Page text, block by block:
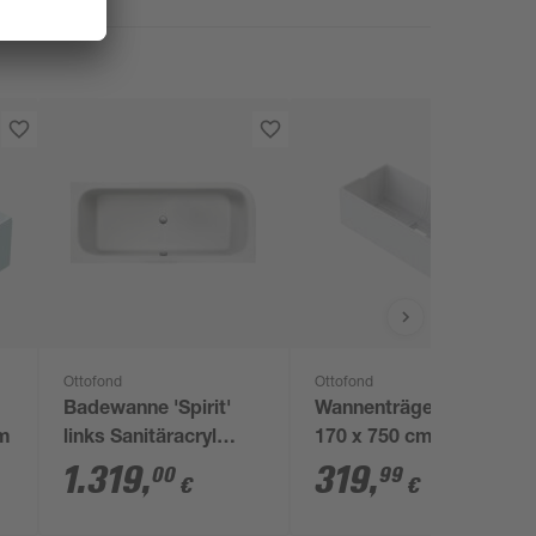
Ottofond
Badewanne 'Spirit'
links Sanitäracryl
weiß 1800 x 800 mm
1.319,00 €
Ottofond
Wannenträger 'Cubic'
170 x 750 cm
319,99 €